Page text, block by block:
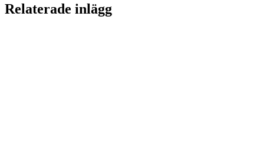
Relaterade inlägg